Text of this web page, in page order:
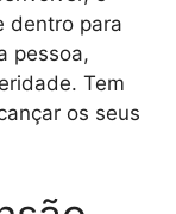
dentro para
pessoa,
Tem
os seus